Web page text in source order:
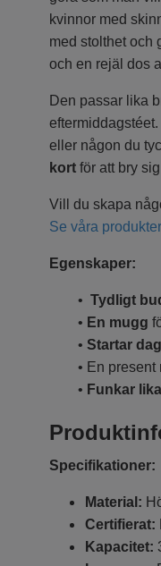
kvinnor med
med stolthet och
och en rejäl dos
Den passar lika
eller någon du
kort för att bry
Vill du skapa
Se våra
Egenskaper:
• Tydligt
• En mugg
• Startar
• En present
• Funkar
Specifikationer:
Material:
Certifierat:
Kapacitet: